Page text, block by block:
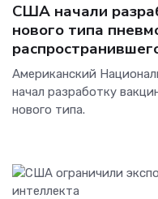
США начали
нового типа
Американский
начал разработку
нового типа.